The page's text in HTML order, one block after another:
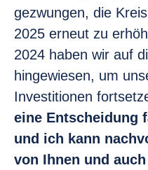
gezwungen, die
2025 erneut zu
2024 haben wir auf
hingewiesen, um
Investitionen
eine Entscheidung
und ich kann
von Ihnen und